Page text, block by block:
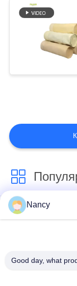
мешки
Мешочные
для
Цедильный
Nancy
Good day, what